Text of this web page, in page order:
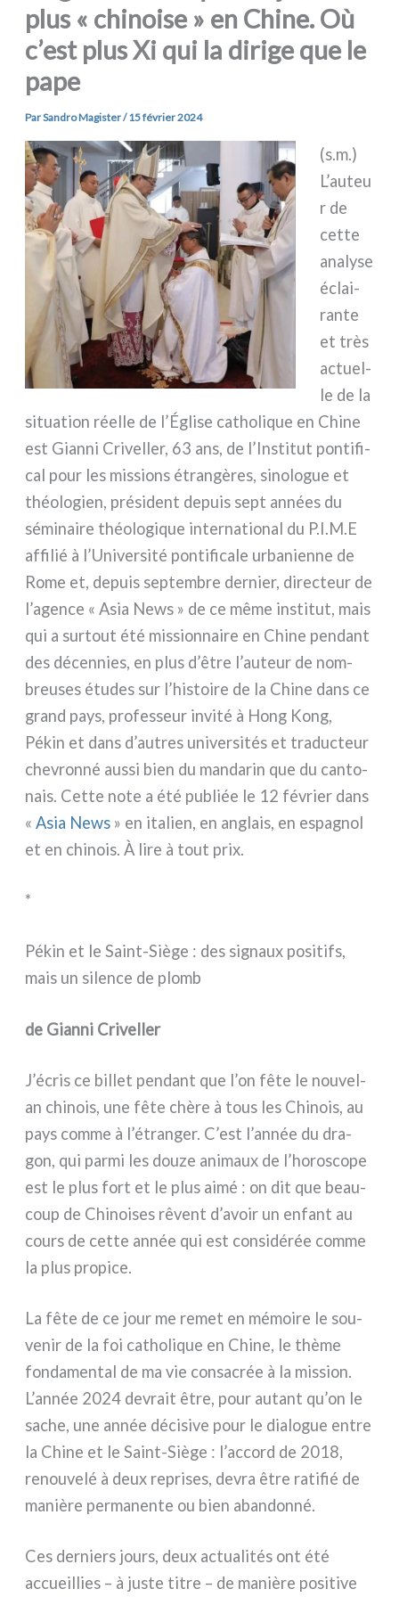
plus « chinoise » en Chine. Où
c’est plus Xi qui la dirige que le
pape
ParSandro Magister/15 février 2024
(s.m.)
L’auteu
r de
cet­te
ana­ly­se
éclai­
ran­te
et très
actuel­
le de la
situa­tion réel­le de l’Église catho­li­que en Chine
est Gianni Criveller, 63 ans, de l’Institut pon­ti­fi­
cal pour les mis­sions étran­gè­res, sino­lo­gue et
théo­lo­gien, pré­si­dent depuis sept années du
sémi­nai­re théo­lo­gi­que inter­na­tio­nal du P.I.M.E
affi­lié à l’Université pon­ti­fi­ca­le urba­nien­ne de
Rome et, depuis sep­tem­bre der­nier, direc­teur de
l’agence « Asia News » de ce même insti­tut, mais
qui a sur­tout été mis­sion­nai­re en Chine pen­dant
des décen­nies, en plus d’être l’auteur de nom­
breu­ses étu­des sur l’histoire de la Chine dans ce
grand pays, pro­fes­seur invi­té à Hong Kong,
Pékin et dans d’autres uni­ver­si­tés et tra­duc­teur
che­vron­né aus­si bien du man­da­rin que du can­to­
nais. Cette note a été publiée le 12 février dans
«Asia News » en ita­lien, en anglais, en espa­gnol
et en chi­nois. À lire à tout prix.
*
Pékin et le Saint-Siège : des signaux positifs,
mais un silence de plomb
de Gianni Criveller
J’écris ce bil­let pen­dant que l’on fête le nouvel-
an chi­nois, une fête chè­re à tous les Chinois, au
pays com­me à l’étranger. C’est l’année du dra­
gon, qui par­mi les dou­ze ani­maux de l’horoscope
est le plus fort et le plus aimé : on dit que beau­
coup de Chinoises rêvent d’avoir un enfant au
cours de cet­te année qui est con­si­dé­rée com­me
la plus pro­pi­ce.
La fête de ce jour me remet en mémoi­re le sou­
ve­nir de la foi catho­li­que en Chine, le thè­me
fon­da­men­tal de ma vie con­sa­crée à la mis­sion.
L’année 2024 devrait être, pour autant qu’on le
sache, une année déci­si­ve pour le dia­lo­gue entre
la Chine et le Saint-Siège : l’accord de 2018,
renou­ve­lé à deux repri­ses, devra être rati­fié de
maniè­re per­ma­nen­te ou bien aban­don­né.
Ces der­niers jours, deux actua­li­tés ont été
accueil­lies – à juste titre – de maniè­re posi­ti­ve